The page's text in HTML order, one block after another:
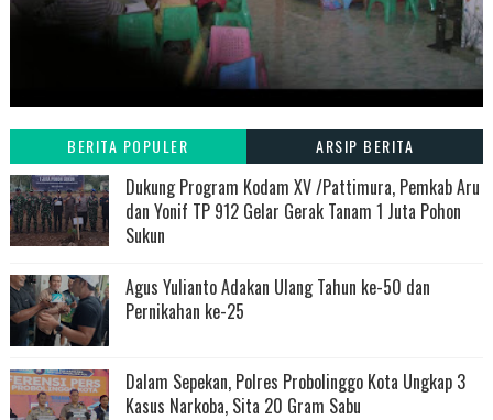
BERITA POPULER ARSIP BERITA
Dukung Program Kodam XV /Pattimura, Pemkab Aru
dan Yonif TP 912 Gelar Gerak Tanam 1 Juta Pohon
Sukun
Agus Yulianto Adakan Ulang Tahun ke-50 dan
Pernikahan ke-25
Dalam Sepekan, Polres Probolinggo Kota Ungkap 3
Kasus Narkoba, Sita 20 Gram Sabu